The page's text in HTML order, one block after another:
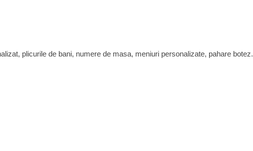
plicurile de bani, numere de masa, meniuri personalizate, pahare botez.